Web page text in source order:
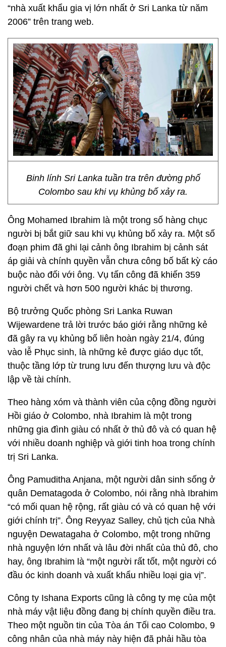
“nhà xuất khẩu gia vị lớn nhất ở Sri Lanka từ năm
2006” trên trang web.
Binh lính Sri Lanka tuần tra trên đường phố
Colombo sau khi vụ khủng bố xảy ra.
Ông Mohamed Ibrahim là một trong số hàng chục
người bị bắt giữ sau khi vụ khủng bố xảy ra. Một số
đoạn phim đã ghi lại cảnh ông Ibrahim bị cảnh sát
áp giải và chính quyền vẫn chưa công bố bất kỳ cáo
buộc nào đối với ông. Vụ tấn công đã khiến 359
người chết và hơn 500 người khác bị thương.
Bộ trưởng Quốc phòng Sri Lanka Ruwan
Wijewardene trả lời trước báo giới rằng những kẻ
đã gây ra vụ khủng bố liên hoàn ngày 21/4, đúng
vào lễ Phục sinh, là những kẻ được giáo dục tốt,
thuộc tầng lớp từ trung lưu đến thượng lưu và độc
lập về tài chính.
Theo hàng xóm và thành viên của cộng đồng người
Hồi giáo ở Colombo, nhà Ibrahim là một trong
những gia đình giàu có nhất ở thủ đô và có quan hệ
với nhiều doanh nghiệp và giới tinh hoa trong chính
trị Sri Lanka.
Ông Pamuditha Anjana, một người dân sinh sống ở
quân Dematagoda ở Colombo, nói rằng nhà Ibrahim
“có mối quan hệ rộng, rất giàu có và có quan hệ với
giới chính trị”. Ông Reyyaz Salley, chủ tịch của Nhà
nguyện Dewatagaha ở Colombo, một trong những
nhà nguyện lớn nhất và lâu đời nhất của thủ đô, cho
hay, ông Ibrahim là “một người rất tốt, một người có
đầu óc kinh doanh và xuất khẩu nhiều loại gia vị”.
Công ty Ishana Exports cũng là công ty mẹ của một
nhà máy vật liệu đồng đang bị chính quyền điều tra.
Theo một nguồn tin của Tòa án Tối cao Colombo, 9
công nhân của nhà máy này hiện đã phải hầu tòa